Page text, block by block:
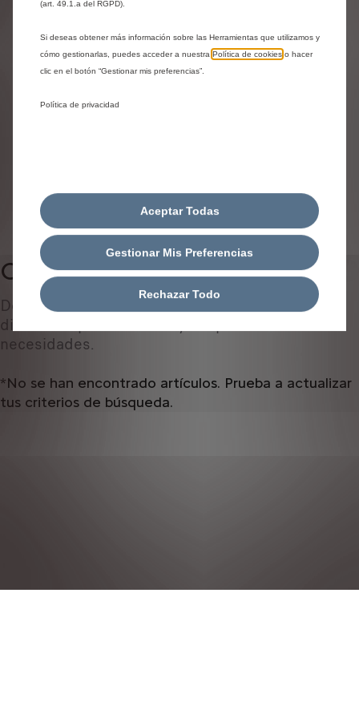
Elige cómo identificas tu vehículo y rellena los datos para
ver los accesorios compatibles
Número de matrícula
Modelo
IDENTIFICAR VEHÍCULO
Confort habitáculo
Descubre todos los accesorios originales
diseñados ​​para tu coche y adaptados a tus
necesidades.
*No se han encontrado artículos. Prueba a actualizar
tus criterios de búsqueda.
(art. 49.1.a del RGPD).
Si deseas obtener más información sobre las Herramientas que utilizamos y
cómo gestionarlas, puedes acceder a nuestra Política de cookies o hacer
clic en el botón “Gestionar mis preferencias”.
Política de privacidad
Gestionar Mis Preferencias
Aceptar Todas
Rechazar Todo